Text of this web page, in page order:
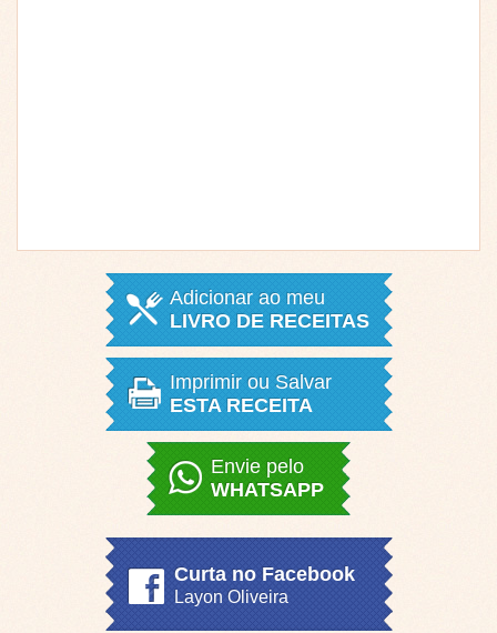
Adicionar ao meu
LIVRO DE RECEITAS
Imprimir ou Salvar
ESTA RECEITA
Envie pelo
WHATSAPP
Curta no Facebook
Layon Oliveira